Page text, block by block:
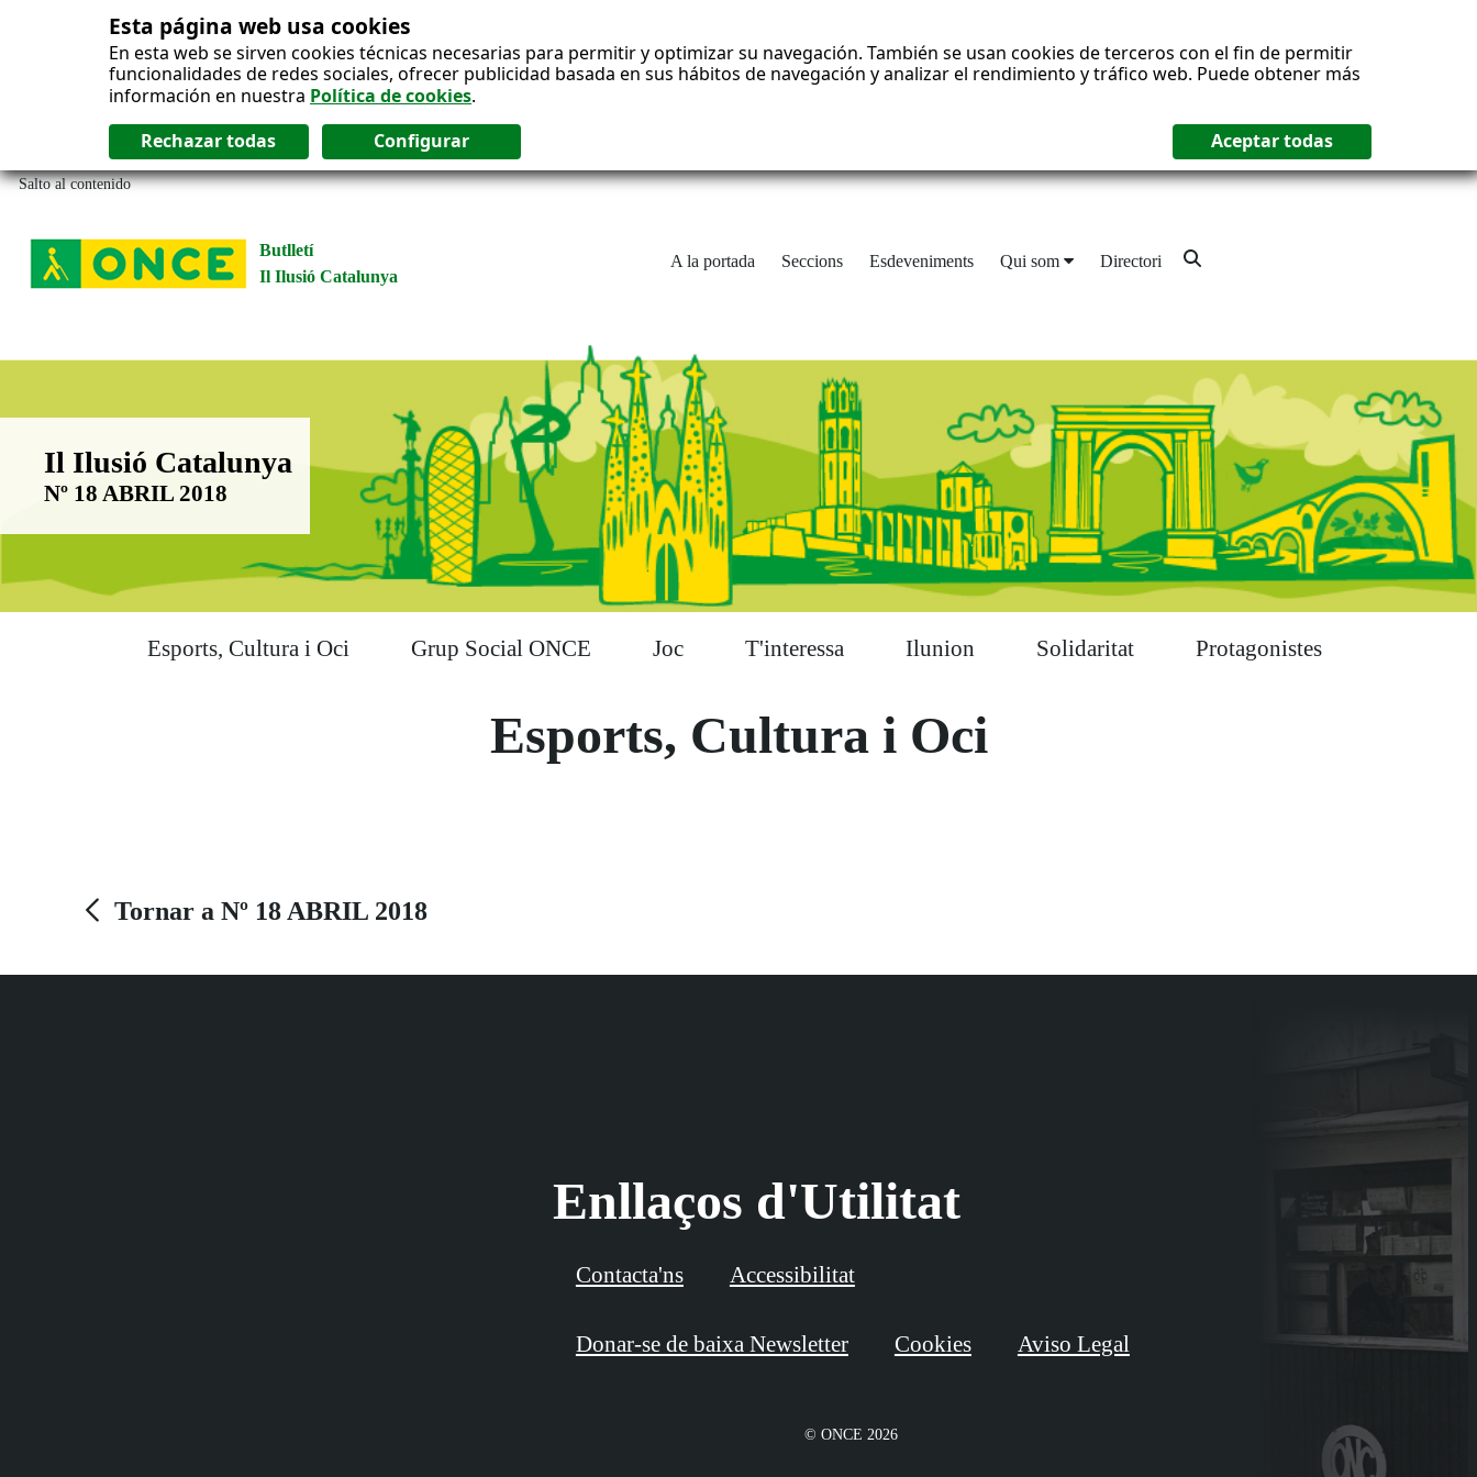
Esta página web usa cookies
En esta web se sirven cookies técnicas necesarias para permitir y optimizar su navegación. También se usan cookies de terceros con el fin de permitir
funcionalidades de redes sociales, ofrecer publicidad basada en sus hábitos de navegación y analizar el rendimiento y tráfico web. Puede obtener más
información en nuestra Política de cookies.
Salto al contenido
Butlletí
Il Ilusió Catalunya
A la portada Seccions Esdeveniments Qui som Directori
Boletín Il·lusió Catalunya
Il Ilusió Catalunya
Nº 18 ABRIL 2018
Esports, Cultura i Oci Grup Social ONCE Joc T'interessa Ilunion Solidaritat Protagonistes
Esports, Cultura i Oci
Tornar a Nº 18 ABRIL 2018
Enllaços d'Utilitat
Contacta'ns Accessibilitat
Donar-se de baixa Newsletter Cookies Aviso Legal
© ONCE 2026